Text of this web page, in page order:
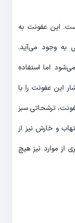
این عفونت به
به وجود می‌آید.
اما استفاده
این عفونت را با
ترشحاتی سبز
و خارش نیز از
از موارد نیز هیچ